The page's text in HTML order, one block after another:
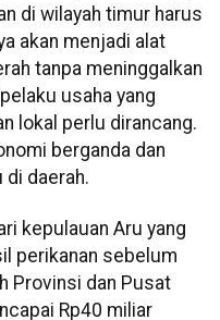
di wilayah timur harus
akan menjadi alat
tanpa meninggalkan
usaha yang
lokal perlu dirancang.
berganda dan
di daerah.
kepulauan Aru yang
perikanan sebelum
Provinsi dan Pusat
Rp40 miliar